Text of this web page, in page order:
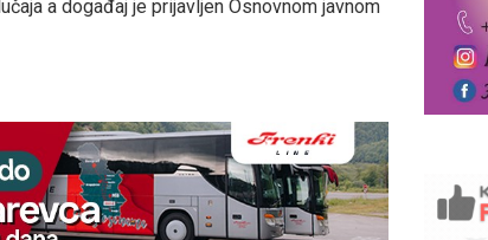
a događaj je prijavljen Osnovnom javnom